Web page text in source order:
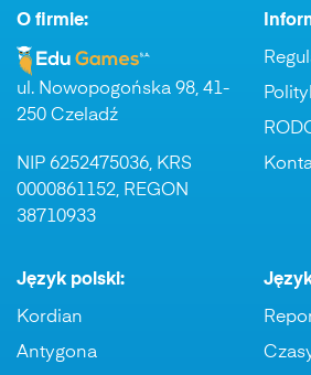
O firmie:
ul. Nowopogońska 98, 41-
250 Czeladź
NIP 6252475036, KRS
0000861152, REGON
38710933
Język polski:
Kordian
Antygona